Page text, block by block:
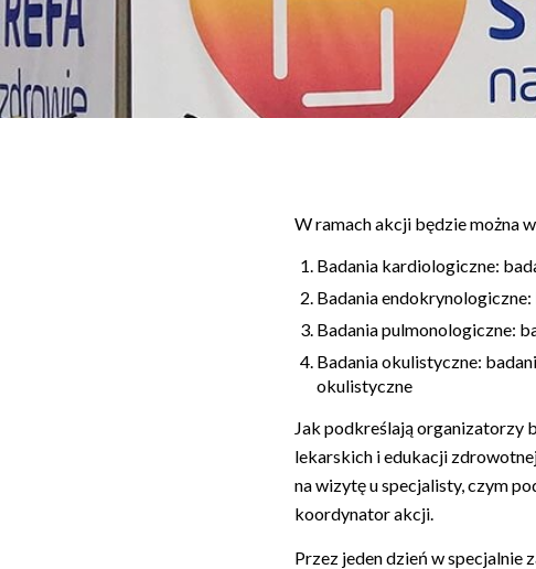
W ramach akcji będzie można
Badania kardiologiczne:
Badania
Badania pulmonologiczne:
Badania okulistyczne:
okulistyczne
Jak podkreślają organizatorzy
lekarskich i edukacji
na wizytę u specjalisty, czym
koordynator akcji.
Przez jeden dzień w